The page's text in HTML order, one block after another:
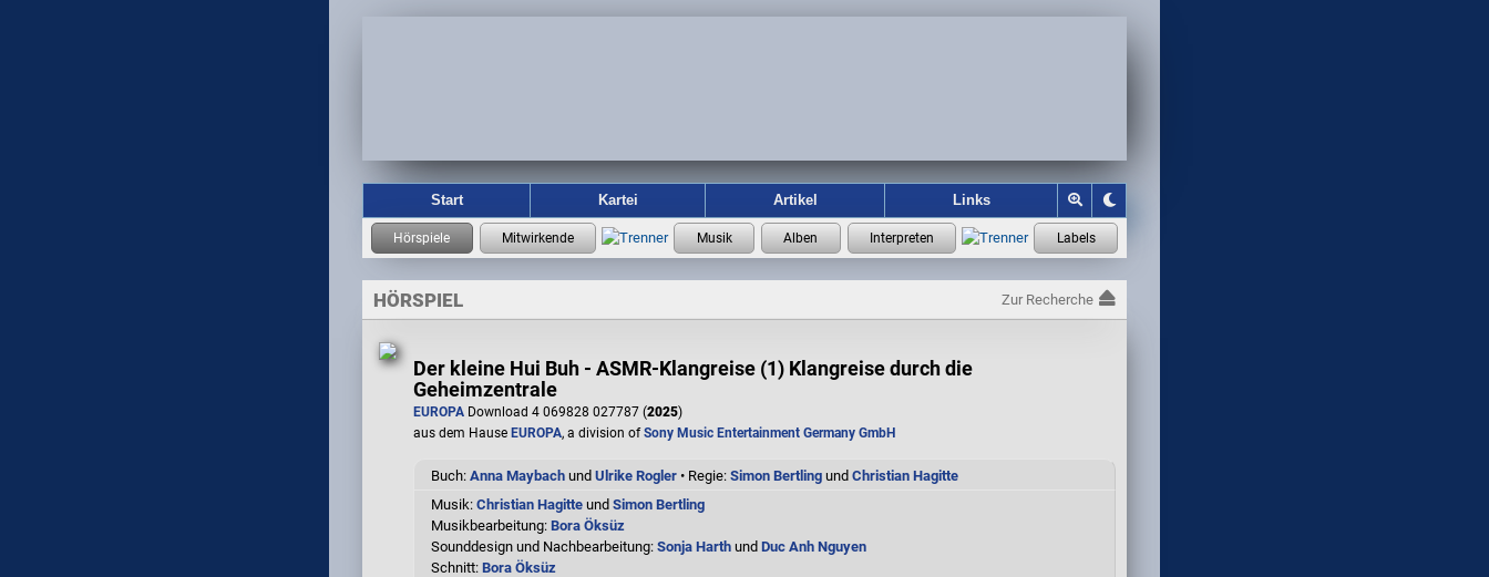
Start Kartei Artikel Links
HÖRSPIEL Zur Recherche
Der kleine Hui Buh - ASMR-Klangreise (1) Klangreise durch die
Geheimzentrale
EUROPA Download 4 069828 027787 (2025)
aus dem Hause EUROPA, a division ofSony Music Entertainment Germany GmbH
Buch: Anna Maybach und Ulrike Rogler • Regie: Simon Bertling und Christian Hagitte
Musik: Christian Hagitte und Simon Bertling
Musikbearbeitung: Bora Öksüz
Sounddesign und Nachbearbeitung: Sonja Harth und Duc Anh Nguyen
Schnitt: Bora Öksüz